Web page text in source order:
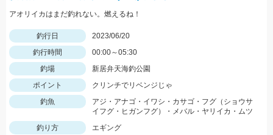
アオリイカはまだ釣れない。燃えるね！
釣行日
2023/06/20
釣行時間
00:00～05:30
釣場
新居弁天海釣公園
ポイント
クリンチでリベンジじゃ
釣魚
アジ・アナゴ・イワシ・カサゴ・フグ（ショウサ
イフグ・ヒガンフグ）・メバル・ヤリイカ・ムツ
釣り方
エギング